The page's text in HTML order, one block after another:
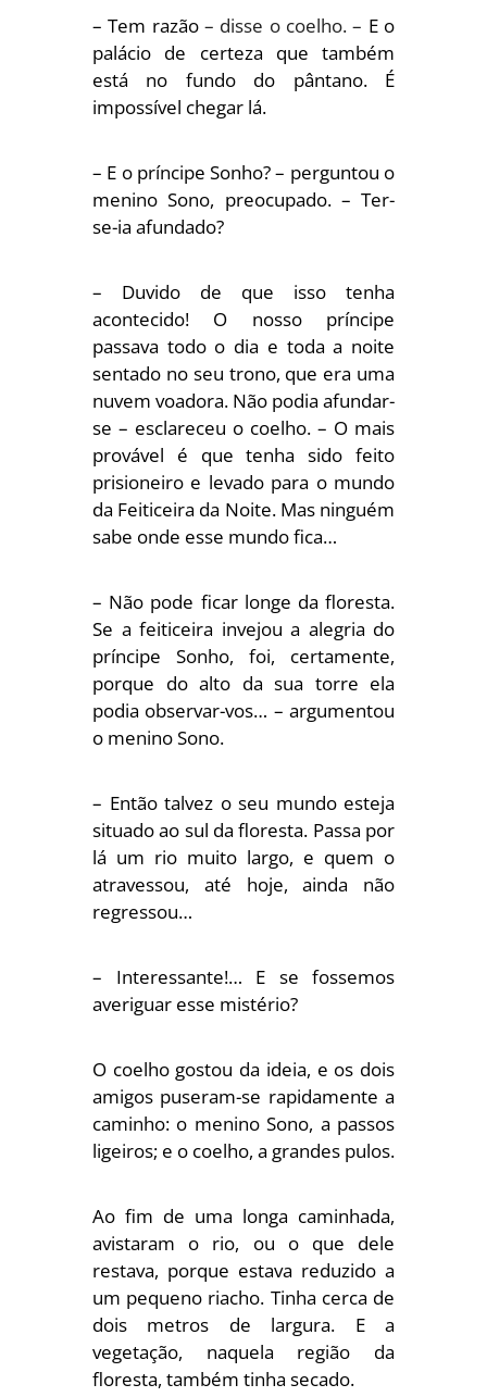
– Tem razão – disse o coelho. – E o
palácio de certeza que também
está no fundo do pântano. É
impossível chegar lá.
– E o príncipe Sonho? – perguntou o
menino Sono, preocupado. – Ter-
se-ia afundado?
– Duvido de que isso tenha
acontecido! O nosso príncipe
passava todo o dia e toda a noite
sentado no seu trono, que era uma
nuvem voadora. Não podia afundar-
se – esclareceu o coelho. – O mais
provável é que tenha sido feito
prisioneiro e levado para o mundo
da Feiticeira da Noite. Mas ninguém
sabe onde esse mundo fica…
– Não pode ficar longe da floresta.
Se a feiticeira invejou a alegria do
príncipe Sonho, foi, certamente,
porque do alto da sua torre ela
podia observar-vos… – argumentou
o menino Sono.
– Então talvez o seu mundo esteja
situado ao sul da floresta. Passa por
lá um rio muito largo, e quem o
atravessou, até hoje, ainda não
regressou…
– Interessante!… E se fossemos
averiguar esse mistério?
O coelho gostou da ideia, e os dois
amigos puseram-se rapidamente a
caminho: o menino Sono, a passos
ligeiros; e o coelho, a grandes pulos.
Ao fim de uma longa caminhada,
avistaram o rio, ou o que dele
restava, porque estava reduzido a
um pequeno riacho. Tinha cerca de
dois metros de largura. E a
vegetação, naquela região da
floresta, também tinha secado.